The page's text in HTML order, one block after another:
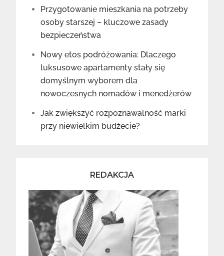
Przygotowanie mieszkania na potrzeby
osoby starszej – kluczowe zasady
bezpieczeństwa
Nowy etos podróżowania: Dlaczego
luksusowe apartamenty stały się
domyślnym wyborem dla
nowoczesnych nomadów i menedżerów
Jak zwiększyć rozpoznawalność marki
przy niewielkim budżecie?
REDAKCJA